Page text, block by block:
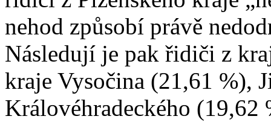
nehod způsobí právě
Následují je pak řidiči z
kraje Vysočina (21,61 %),
Královéhradeckého (19,62